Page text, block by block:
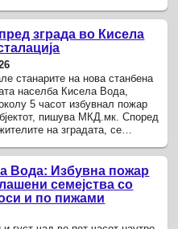
зграда во Кисела
станарите на нова станбена
населба Кисела Вода,
5 часот избувнал пожар
пишува МКД.мк. Според
на зградата, се
Вода: Избувна пожар
семејства со
и по пижами